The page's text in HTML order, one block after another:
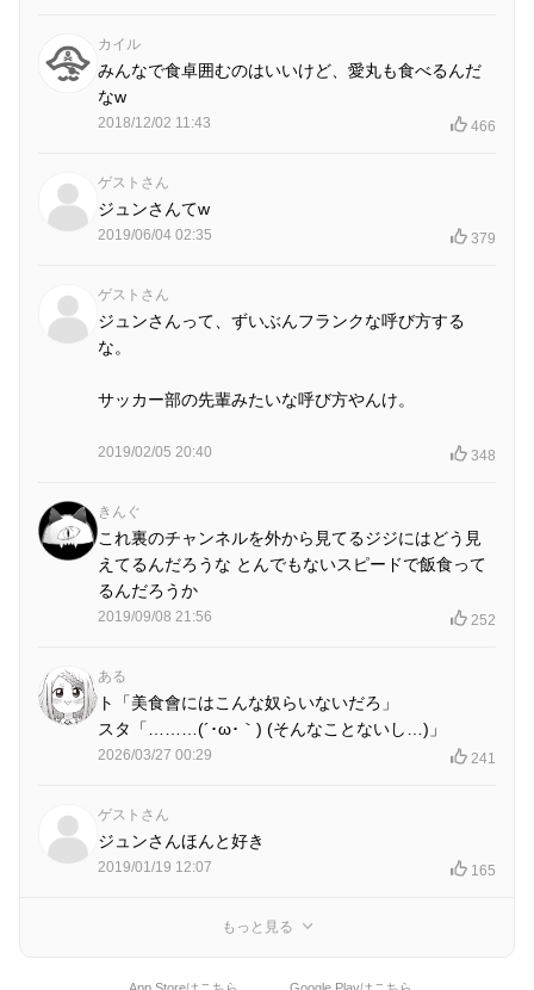
カイル
みんなで食卓囲むのはいいけど、愛丸も食べるんだ
なw
2018/12/02 11:43 466
ゲストさん
ジュンさんてw
2019/06/04 02:35 379
ゲストさん
ジュンさんって、ずいぶんフランクな呼び方する
な。
サッカー部の先輩みたいな呼び方やんけ。
2019/02/05 20:40 348
きんぐ
これ裏のチャンネルを外から見てるジジにはどう見
えてるんだろうな とんでもないスピードで飯食って
るんだろうか
2019/09/08 21:56 252
ある
ト「美食會にはこんな奴らいないだろ」
スタ「………(´･ω･｀) (そんなことないし…)」
2026/03/27 00:29 241
ゲストさん
ジュンさんほんと好き
2019/01/19 12:07 165
もっと見る
App Storeはこちら Google Playはこちら